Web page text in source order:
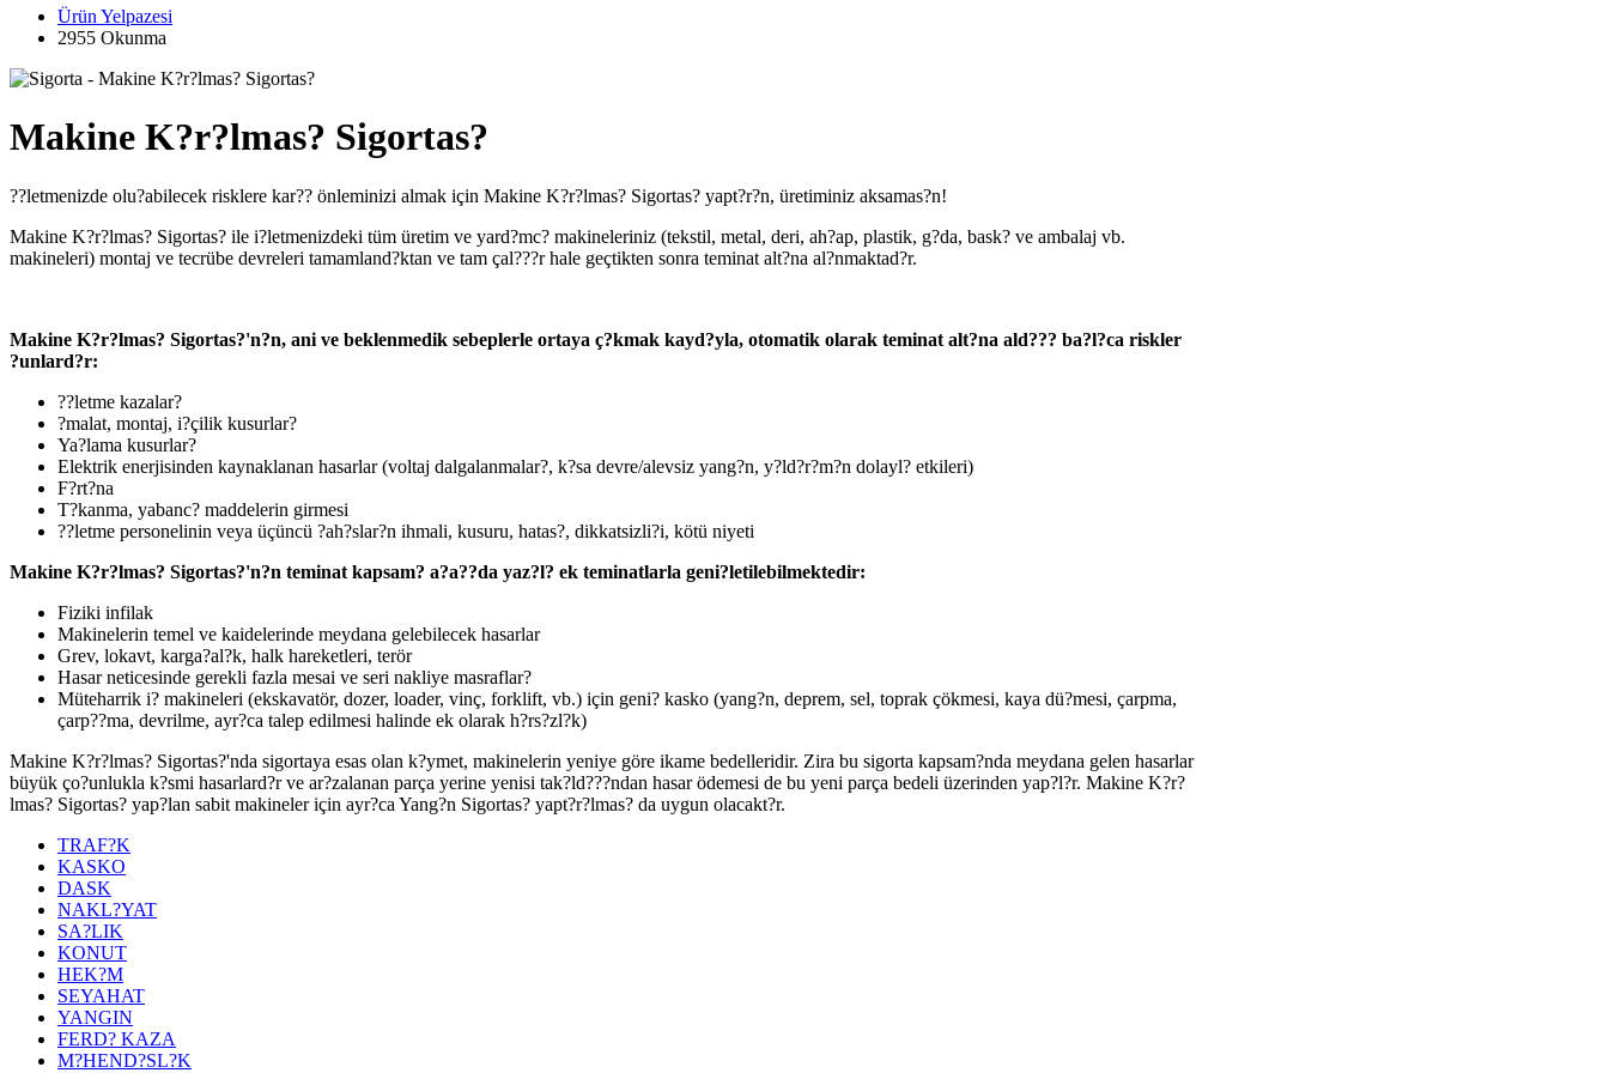
Ürün Yelpazesi
2955 Okunma
Makine K?r?lmas? Sigortas?
??letmenizde olu?abilecek risklere kar?? önleminizi almak için Makine K?r?lmas? Sigortas? yapt?r?n, üretiminiz aksamas?n!
Makine K?r?lmas? Sigortas? ile i?letmenizdeki tüm üretim ve yard?mc? makineleriniz (tekstil, metal, deri, ah?ap, plastik, g?da, bask? ve ambalaj vb.
makineleri) montaj ve tecrübe devreleri tamamland?ktan ve tam çal???r hale geçtikten sonra teminat alt?na al?nmaktad?r.
Makine K?r?lmas? Sigortas?'n?n, ani ve beklenmedik sebeplerle ortaya ç?kmak kayd?yla, otomatik olarak teminat alt?na ald??? ba?l?ca riskler
?unlard?r:
??letme kazalar?
?malat, montaj, i?çilik kusurlar?
Ya?lama kusurlar?
Elektrik enerjisinden kaynaklanan hasarlar (voltaj dalgalanmalar?, k?sa devre/alevsiz yang?n, y?ld?r?m?n dolayl? etkileri)
F?rt?na
T?kanma, yabanc? maddelerin girmesi
??letme personelinin veya üçüncü ?ah?slar?n ihmali, kusuru, hatas?, dikkatsizli?i, kötü niyeti
Makine K?r?lmas? Sigortas?'n?n teminat kapsam? a?a??da yaz?l? ek teminatlarla geni?letilebilmektedir:
Fiziki infilak
Makinelerin temel ve kaidelerinde meydana gelebilecek hasarlar
Grev, lokavt, karga?al?k, halk hareketleri, terör
Hasar neticesinde gerekli fazla mesai ve seri nakliye masraflar?
Müteharrik i? makineleri (ekskavatör, dozer, loader, vinç, forklift, vb.) için geni? kasko (yang?n, deprem, sel, toprak çökmesi, kaya dü?mesi, çarpma,
çarp??ma, devrilme, ayr?ca talep edilmesi halinde ek olarak h?rs?zl?k)
Makine K?r?lmas? Sigortas?'nda sigortaya esas olan k?ymet, makinelerin yeniye göre ikame bedelleridir. Zira bu sigorta kapsam?nda meydana gelen hasarlar
büyük ço?unlukla k?smi hasarlard?r ve ar?zalanan parça yerine yenisi tak?ld???ndan hasar ödemesi de bu yeni parça bedeli üzerinden yap?l?r. Makine K?r?
lmas? Sigortas? yap?lan sabit makineler için ayr?ca Yang?n Sigortas? yapt?r?lmas? da uygun olacakt?r.
TRAF?K
KASKO
DASK
NAKL?YAT
SA?LIK
KONUT
HEK?M
SEYAHAT
YANGIN
FERD? KAZA
M?HEND?SL?K